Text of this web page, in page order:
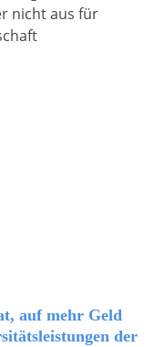
nicht aus für
auf mehr Geld
der